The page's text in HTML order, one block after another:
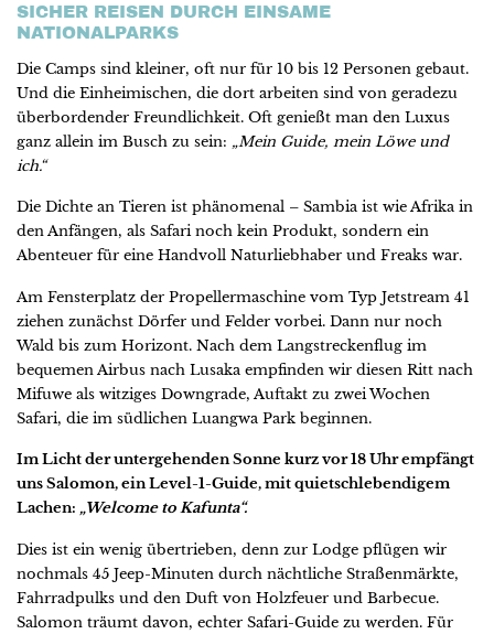
SICHER REISEN DURCH EINSAME
NATIONALPARKS
Die Camps sind kleiner, oft nur für 10 bis 12 Personen gebaut.
Und die Einheimischen, die dort arbeiten sind von geradezu
überbordender Freundlichkeit. Oft genießt man den Luxus
ganz allein im Busch zu sein: „Mein Guide, mein Löwe und
ich.“
Die Dichte an Tieren ist phänomenal – Sambia ist wie Afrika in
den Anfängen, als Safari noch kein Produkt, sondern ein
Abenteuer für eine Handvoll Naturliebhaber und Freaks war.
Am Fensterplatz der Propellermaschine vom Typ Jetstream 41
ziehen zunächst Dörfer und Felder vorbei. Dann nur noch
Wald bis zum Horizont. Nach dem Langstreckenflug im
bequemen Airbus nach Lusaka empfinden wir diesen Ritt nach
Mifuwe als witziges Downgrade, Auftakt zu zwei Wochen
Safari, die im südlichen Luangwa Park beginnen.
Im Licht der untergehenden Sonne kurz vor 18 Uhr empfängt
uns Salomon, ein Level-1-Guide, mit quietschlebendigem
Lachen: „Welcome to Kafunta“.
Dies ist ein wenig übertrieben, denn zur Lodge pflügen wir
nochmals 45 Jeep-Minuten durch nächtliche Straßenmärkte,
Fahrradpulks und den Duft von Holzfeuer und Barbecue.
Salomon träumt davon, echter Safari-Guide zu werden. Für